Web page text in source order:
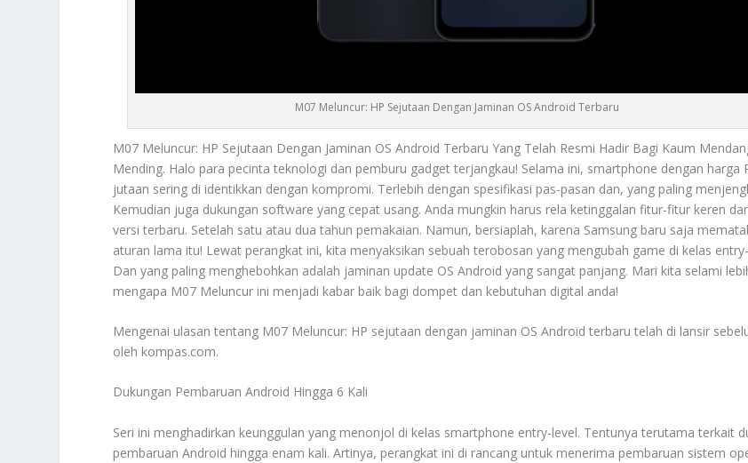
M07 Meluncur: HP Sejutaan Dengan Jaminan OS Android Terbaru
M07 Meluncur: HP Sejutaan Dengan Jaminan OS Android Terbaru Yang Telah Resmi Hadir Bagi Kaum
Mending. Halo para pecinta teknologi dan pemburu gadget terjangkau! Selama ini, smartphone dengan harga
jutaan sering di identikkan dengan kompromi. Terlebih dengan spesifikasi pas-pasan dan, yang paling
Kemudian juga dukungan software yang cepat usang. Anda mungkin harus rela ketinggalan fitur-fitur keren
versi terbaru. Setelah satu atau dua tahun pemakaian. Namun, bersiaplah, karena Samsung baru saja
aturan lama itu! Lewat perangkat ini, kita menyaksikan sebuah terobosan yang mengubah game di kelas
Dan yang paling menghebohkan adalah jaminan update OS Android yang sangat panjang. Mari kita selami
mengapa M07 Meluncur ini menjadi kabar baik bagi dompet dan kebutuhan digital anda!
Mengenai ulasan tentang M07 Meluncur: HP sejutaan dengan jaminan OS Android terbaru telah di lansir
oleh kompas.com.
Dukungan Pembaruan Android Hingga 6 Kali
Seri ini menghadirkan keunggulan yang menonjol di kelas smartphone entry-level. Tentunya terutama terkait
pembaruan Android hingga enam kali. Artinya, perangkat ini di rancang untuk menerima pembaruan sistem